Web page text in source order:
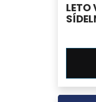
LETO